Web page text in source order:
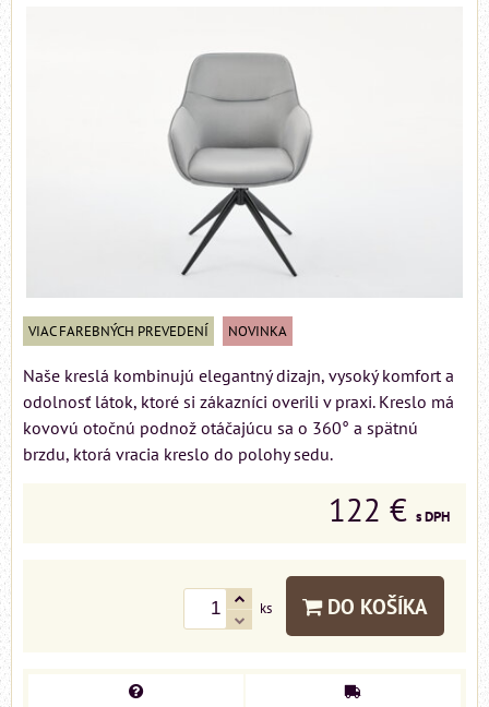
VIAC FAREBNÝCH PREVEDENÍ NOVINKA
Naše kreslá kombinujú elegantný dizajn, vysoký komfort a
odolnosť látok, ktoré si zákazníci overili v praxi. Kreslo má
kovovú otočnú podnož otáčajúcu sa o 360° a spätnú
brzdu, ktorá vracia kreslo do polohy sedu.
122 € s DPH
ks DO KOŠÍKA